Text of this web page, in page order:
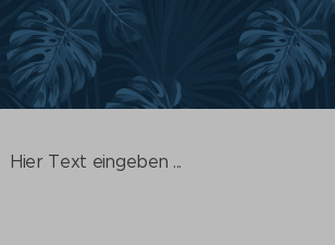
Hier Text eingeben ...